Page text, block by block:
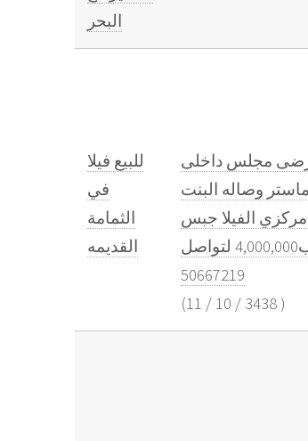
البحر
للبيع فيلا
في
الثمامة
القديمه
ممتاز جدا الدور الارضى مجلس داخلى
وحمام غرفه ماستر وغرفه طعام وجلسه الدور الاول 4 غرف ماستر وصاله البنت
الفيلا جبس
بورد كامله واجهه مودرن حجر تشطيب سوبر ديلوكس غرفه سائق خارجيه تكيبفات مركزيه مطلوب4,000,000 لتواصل
50667219
(11 / 10 / 3438 )